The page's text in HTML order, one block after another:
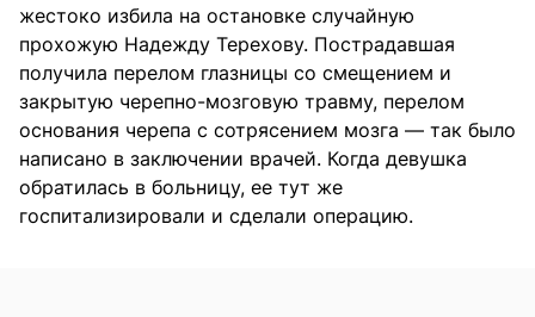
жестоко избила на остановке случайную
прохожую Надежду Терехову. Пострадавшая
получила перелом глазницы со смещением и
закрытую черепно-мозговую травму, перелом
основания черепа с сотрясением мозга — так было
написано в заключении врачей. Когда девушка
обратилась в больницу, ее тут же
госпитализировали и сделали операцию.